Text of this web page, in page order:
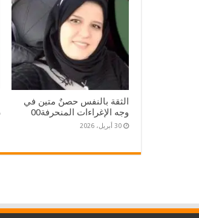
الثقة بالنفس حصنٌ متين في
وجه الإغراءات المنحرفة00
30 أبريل، 2026